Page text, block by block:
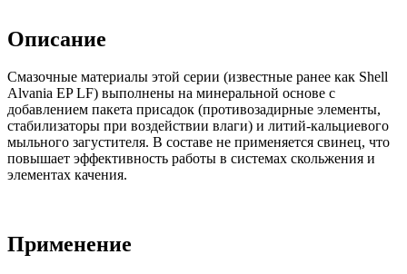
Описание
Смазочные материалы этой серии (известные ранее как Shell
Alvania EP LF) выполнены на минеральной основе с
добавлением пакета присадок (противозадирные элементы,
стабилизаторы при воздействии влаги) и литий-кальциевого
мыльного загустителя. В составе не применяется свинец, что
повышает эффективность работы в системах скольжения и
элементах качения.
Применение